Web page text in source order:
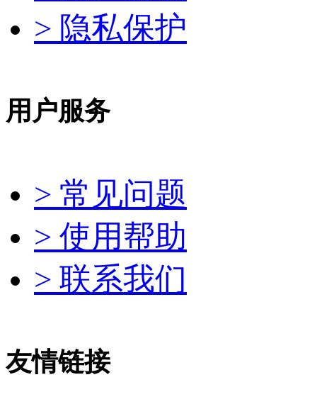
> 隐私保护
用户服务
> 常见问题
> 使用帮助
> 联系我们
友情链接